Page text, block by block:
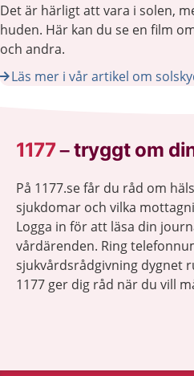
Det är härligt att vara i solen,
huden. Här kan du se en film
och andra.
Läs mer i vår artikel om
1177–tryggt om
På 1177.se får du råd om
sjukdomar och vilka
Logga in för att läsa din
vårdärenden. Ring
sjukvårdsrådgivning dygnet
1177 ger dig råd när du vill